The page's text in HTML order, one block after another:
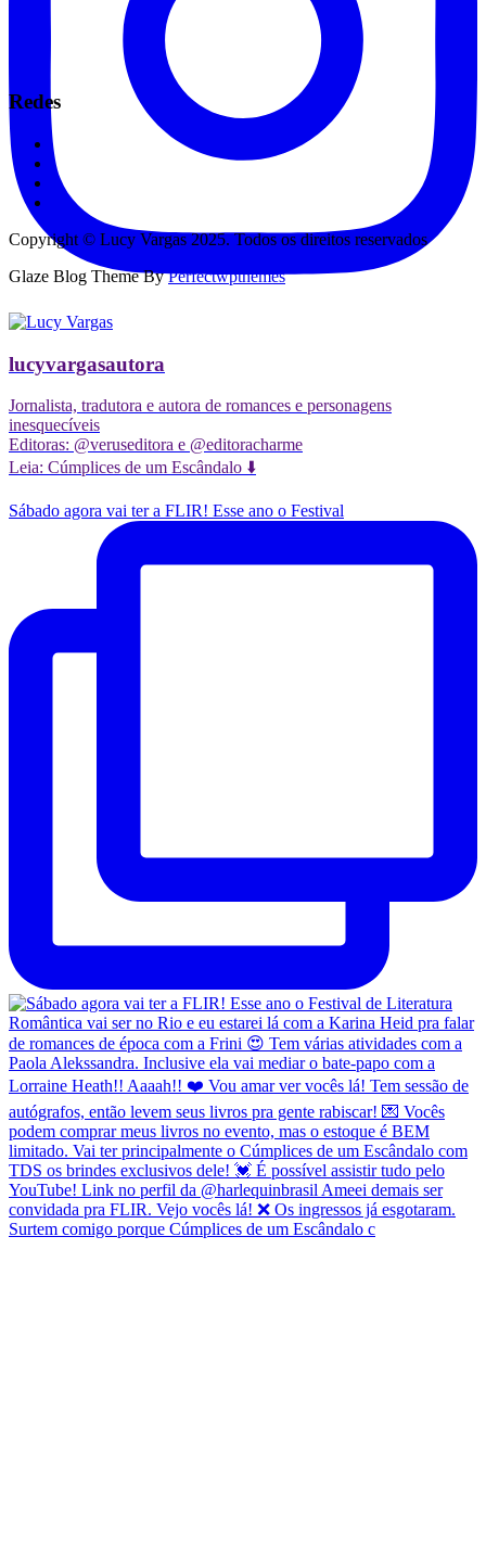
lucyvargasautora
Jornalista, tradutora e autora de romances e personagens
inesquecíveis
Editoras: @veruseditora e @editoracharme
Leia: Cúmplices de um Escândalo ⬇️
Sábado agora vai ter a FLIR! Esse ano o Festival
Surtem comigo porque Cúmplices de um Escândalo c
Redes
Copyright © Lucy Vargas 2025. Todos os direitos reservados
Glaze Blog Theme ByPerfectwpthemes